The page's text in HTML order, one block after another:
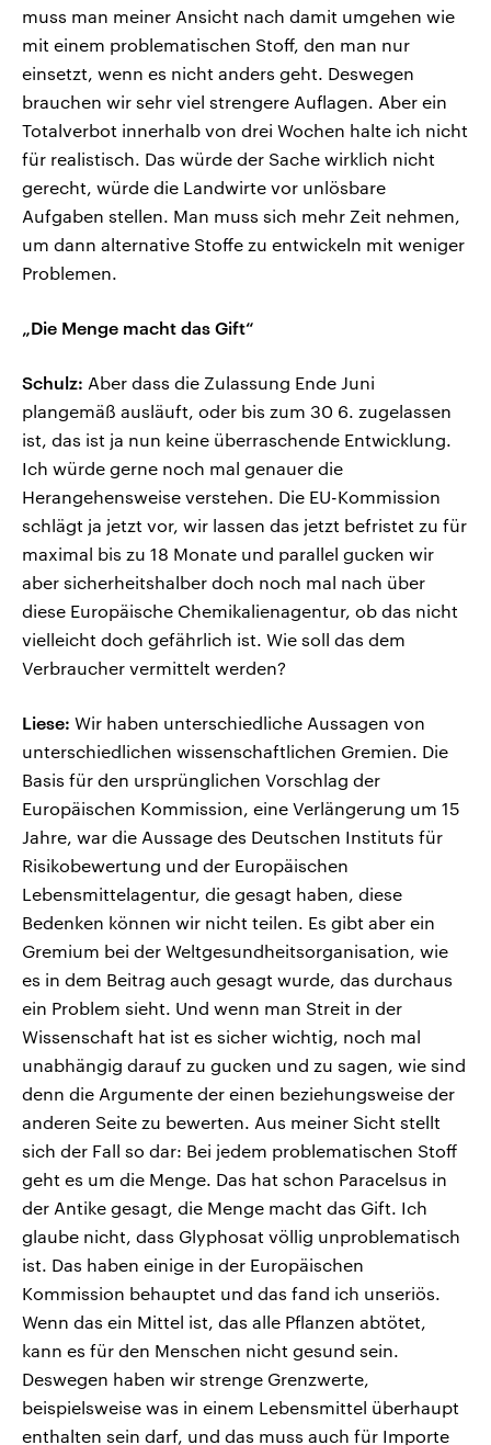
muss man meiner Ansicht nach damit umgehen wie
mit einem problematischen Stoff, den man nur
einsetzt, wenn es nicht anders geht. Deswegen
brauchen wir sehr viel strengere Auflagen. Aber ein
Totalverbot innerhalb von drei Wochen halte ich nicht
für realistisch. Das würde der Sache wirklich nicht
gerecht, würde die Landwirte vor unlösbare
Aufgaben stellen. Man muss sich mehr Zeit nehmen,
um dann alternative Stoffe zu entwickeln mit weniger
Problemen.
„Die Menge macht das Gift“
Schulz: Aber dass die Zulassung Ende Juni
plangemäß ausläuft, oder bis zum 30 6. zugelassen
ist, das ist ja nun keine überraschende Entwicklung.
Ich würde gerne noch mal genauer die
Herangehensweise verstehen. Die EU-Kommission
schlägt ja jetzt vor, wir lassen das jetzt befristet zu für
maximal bis zu 18 Monate und parallel gucken wir
aber sicherheitshalber doch noch mal nach über
diese Europäische Chemikalienagentur, ob das nicht
vielleicht doch gefährlich ist. Wie soll das dem
Verbraucher vermittelt werden?
Liese: Wir haben unterschiedliche Aussagen von
unterschiedlichen wissenschaftlichen Gremien. Die
Basis für den ursprünglichen Vorschlag der
Europäischen Kommission, eine Verlängerung um 15
Jahre, war die Aussage des Deutschen Instituts für
Risikobewertung und der Europäischen
Lebensmittelagentur, die gesagt haben, diese
Bedenken können wir nicht teilen. Es gibt aber ein
Gremium bei der Weltgesundheitsorganisation, wie
es in dem Beitrag auch gesagt wurde, das durchaus
ein Problem sieht. Und wenn man Streit in der
Wissenschaft hat ist es sicher wichtig, noch mal
unabhängig darauf zu gucken und zu sagen, wie sind
denn die Argumente der einen beziehungsweise der
anderen Seite zu bewerten. Aus meiner Sicht stellt
sich der Fall so dar: Bei jedem problematischen Stoff
geht es um die Menge. Das hat schon Paracelsus in
der Antike gesagt, die Menge macht das Gift. Ich
glaube nicht, dass Glyphosat völlig unproblematisch
ist. Das haben einige in der Europäischen
Kommission behauptet und das fand ich unseriös.
Wenn das ein Mittel ist, das alle Pflanzen abtötet,
kann es für den Menschen nicht gesund sein.
Deswegen haben wir strenge Grenzwerte,
beispielsweise was in einem Lebensmittel überhaupt
enthalten sein darf, und das muss auch für Importe